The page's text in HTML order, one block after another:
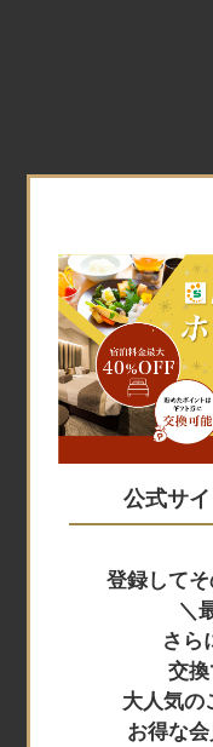
公式サ
登録して
＼
さら
交
大人気の
お得な